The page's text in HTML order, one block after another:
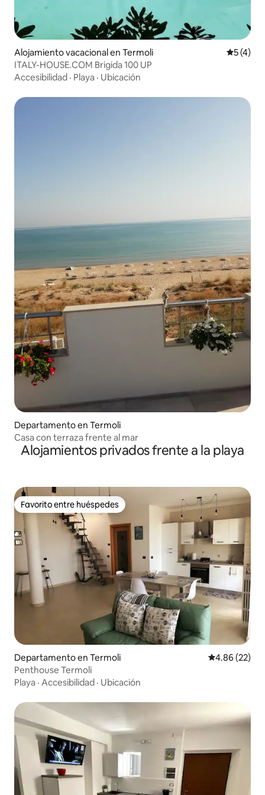
Alojamiento vacacional en Termoli
5 (4)
ITALY-HOUSE.COM Brigida 100 UP
Accesibilidad · Playa · Ubicación
Departamento en Termoli
Casa con terraza frente al mar
Alojamientos privados frente a la playa
Favorito entre huéspedes
Favorito entre huéspedes
Departamento en Termoli Calificación
4.86 (22)
Penthouse Termoli
Playa · Accesibilidad · Ubicación